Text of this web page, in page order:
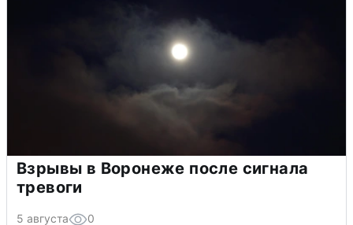
Взрывы в Воронеже после сигнала
тревоги
5 августа 0